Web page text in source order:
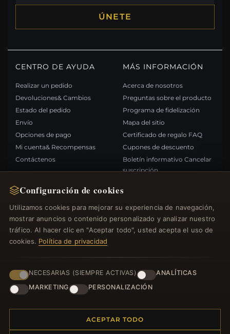
Configuración de cookies
Utilizamos cookies para mejorar su experiencia de navegación,
mostrar anuncios o contenido personalizado y analizar nuestro
tráfico. Al hacer clic en "Aceptar todo", usted acepta el uso de
cookies. Política de privacidad
NECESARIAS (SIEMPRE ACTIVAS)
ANALÍTICAS
MARKETING
PERSONALIZACIÓN
ACEPTAR TODO
ÚNETE
CENTRO DE AYUDA
Realizar un pedido
Devoluciones& Cambios
Estado del pedido
Envío
Opciones de pago
Mi cuenta& Recompensas
Contáctenos
MÁS INFORMACIÓN
Acerca de nosotros
Preguntas sobre el producto
Programa de fidelización
Mapa del sitio
Certificado de regalo FAQ
Cupones de descuento
Boletín informativo Cancelar
suscripción
Nuevos productos
Ofertas especiales
Blog
Iniciar sesión